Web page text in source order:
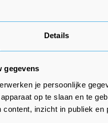
Details
gegevens
je persoonlijke
op te slaan en te
content, inzicht in publiek
af te dwingen
voor Hongarije,
Orban wordt in